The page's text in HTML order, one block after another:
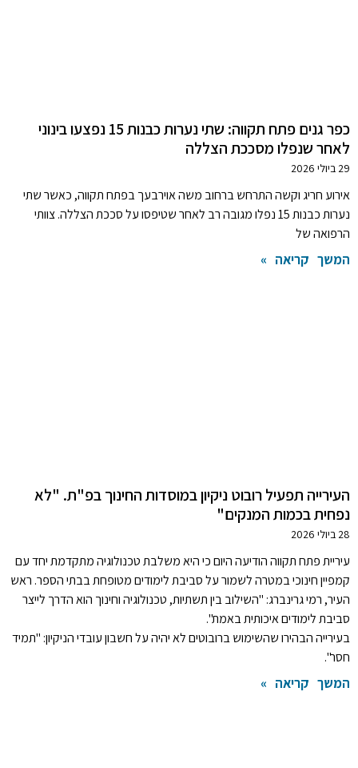
כפר גנים פתח תקווה: שתי נערות כבנות 15 נפצעו בינוני
לאחר שנפלו מסככת הצללה
29 ביולי 2026
אירוע חריג וקשה התרחש ברחוב משה אוירבעך בפתח תקווה, כאשר שתי
נערות כבנות 15 נפלו מגובה רב לאחר שטיפסו על סככת הצללה. צוותי
הרפואה של
המשך קריאה »
העירייה תפעיל רובוט ניקיון במוסדות החינוך בפ"ת. "לא
נפחית בכמות המנקים"
28 ביולי 2026
עיריית פתח תקווה הודיעה היום כי היא משלבת טכנולוגיה מתקדמת יחד עם
קמפיין חינוכי במטרה לשמור על סביבת לימודים מטופחת בבתי הספר. ראש
העיר, רמי גרינברג: "השילוב בין תשתיות, טכנולוגיה וחינוך הוא הדרך לייצר
סביבת לימודים איכותית באמת".
בעירייה הבהירו שהשימוש ברובוטים לא יהיה על חשבון עובדי הניקיון: "תמיד
חסר".
המשך קריאה »